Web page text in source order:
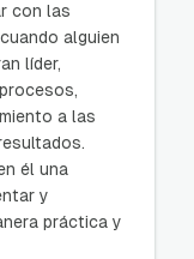
con las
alguien
líder,
a las
él una
y
práctica y